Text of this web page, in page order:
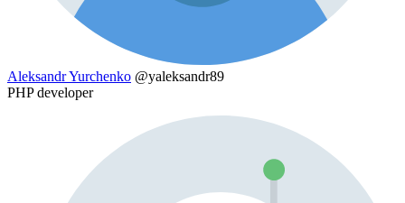
Aleksandr Yurchenko @yaleksandr89
PHP developer